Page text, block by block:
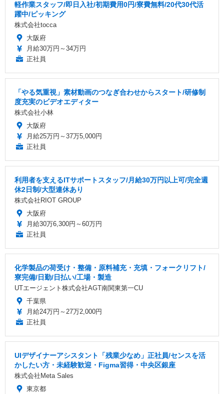
軽作業スタッフ/即日入社/初期費用0円/寮費無料/20代30代活
躍中/ピッキング
株式会社tocca
大阪府
月給30万円～34万円
正社員
「やる気重視」素材動画のつなぎ合わせからスタート/研修制
度充実のビデオエディター
株式会社小林
大阪府
月給25万円～37万5,000円
正社員
利用者を支えるITサポートスタッフ/月給30万円以上可/完全週
休2日制/大型連休あり
株式会社RIOT GROUP
大阪府
月給30万6,300円～60万円
正社員
化学製品の荷受け・整備・原料補充・充填・フォークリフト/
寮完備/日勤/日払い/工場・製造
UTエージェント株式会社AGT南関東第一CU
千葉県
月給24万円～27万2,000円
正社員
UIデザイナーアシスタント「残業少なめ」正社員/センスを活
かしたい方・未経験歓迎・Figma習得・中央区銀座
株式会社Meta Sales
東京都